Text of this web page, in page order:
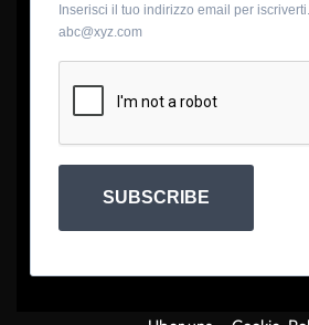
Inserisci il tuo indirizzo email per
abc@xyz.com
SUBSCRIBE